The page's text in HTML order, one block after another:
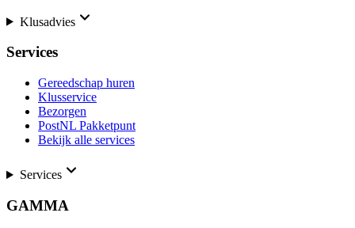
Klusadvies
Services
Gereedschap huren
Klusservice
Bezorgen
PostNL Pakketpunt
Bekijk alle services
Services
GAMMA